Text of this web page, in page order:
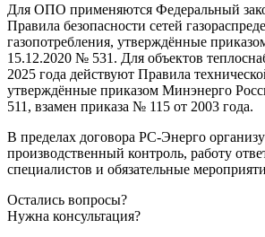
Для ОПО применяются Федеральный
Правила безопасности сетей
газопотребления, утверждённые
15.12.2020 № 531. Для объектов
2025 года действуют Правила
утверждённые приказом Минэнерго
511, взамен приказа № 115 от 2003 года.
В пределах договора РС-Энерго
производственный контроль, работу
специалистов и обязательные
Остались вопросы?
Нужна консультация?